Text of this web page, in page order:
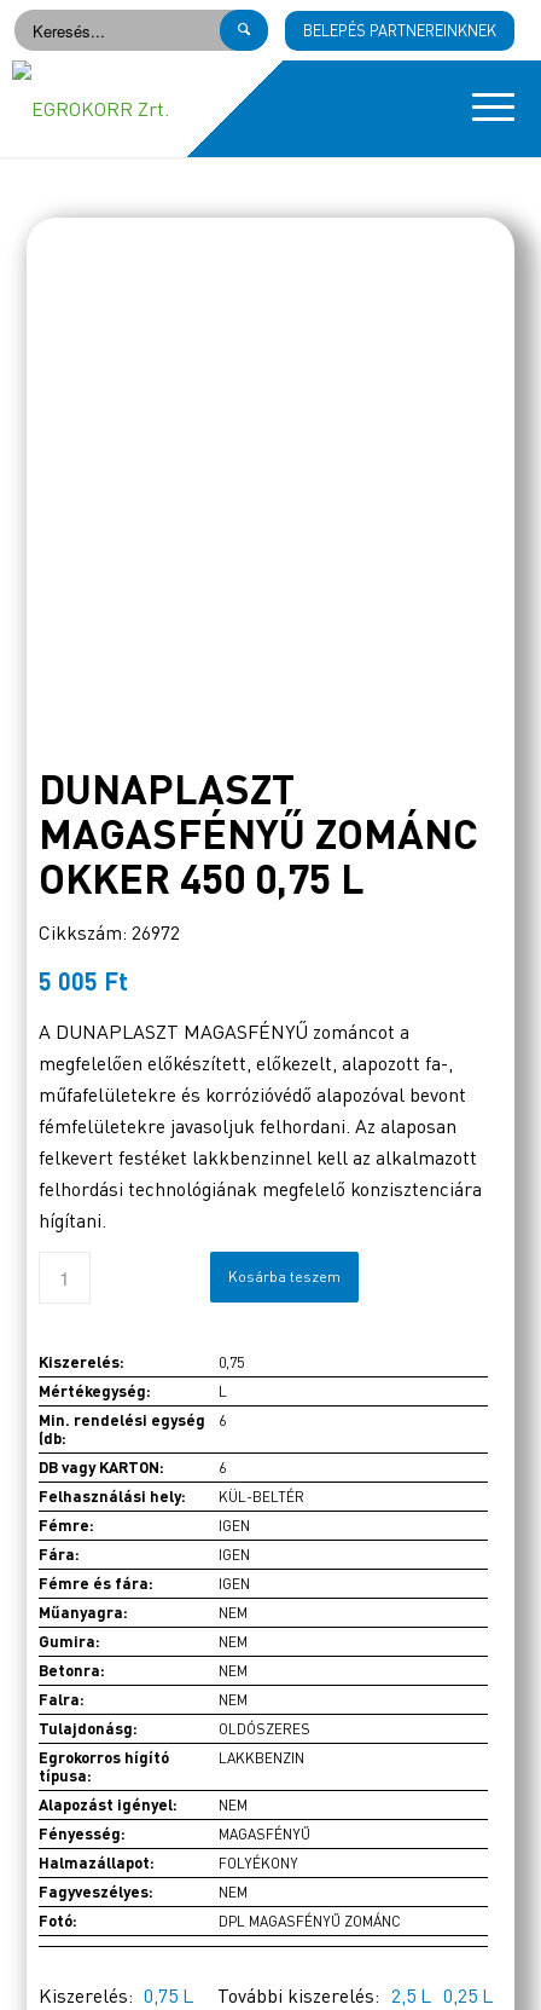
BELEPÉS PARTNEREINKNEK
DUNAPLASZT
MAGASFÉNYŰ ZOMÁNC
OKKER 450 0,75 L
Cikkszám: 26972
5 005 Ft
A DUNAPLASZT MAGASFÉNYŰ zománcot a
megfelelően előkészített, előkezelt, alapozott fa-,
műfafelületekre és korrózióvédő alapozóval bevont
fémfelületekre javasoljuk felhordani. Az alaposan
felkevert festéket lakkbenzinnel kell az alkalmazott
felhordási technológiának megfelelő konzisztenciára
hígítani.
Kosárba teszem
Kiszerelés: 0,75
Mértékegység: L
Min. rendelési egység
(db:
6
DB vagy KARTON: 6
Felhasználási hely: KÜL-BELTÉR
Fémre: IGEN
Fára: IGEN
Fémre és fára: IGEN
Műanyagra: NEM
Gumira: NEM
Betonra: NEM
Falra: NEM
Tulajdonásg: OLDÓSZERES
Egrokorros hígító
típusa:
LAKKBENZIN
Alapozást igényel: NEM
Fényesség: MAGASFÉNYŰ
Halmazállapot: FOLYÉKONY
Fagyveszélyes: NEM
Fotó: DPL MAGASFÉNYŰ ZOMÁNC
Kiszerelés: 0,75 L További kiszerelés: 2,5 L 0,25 L